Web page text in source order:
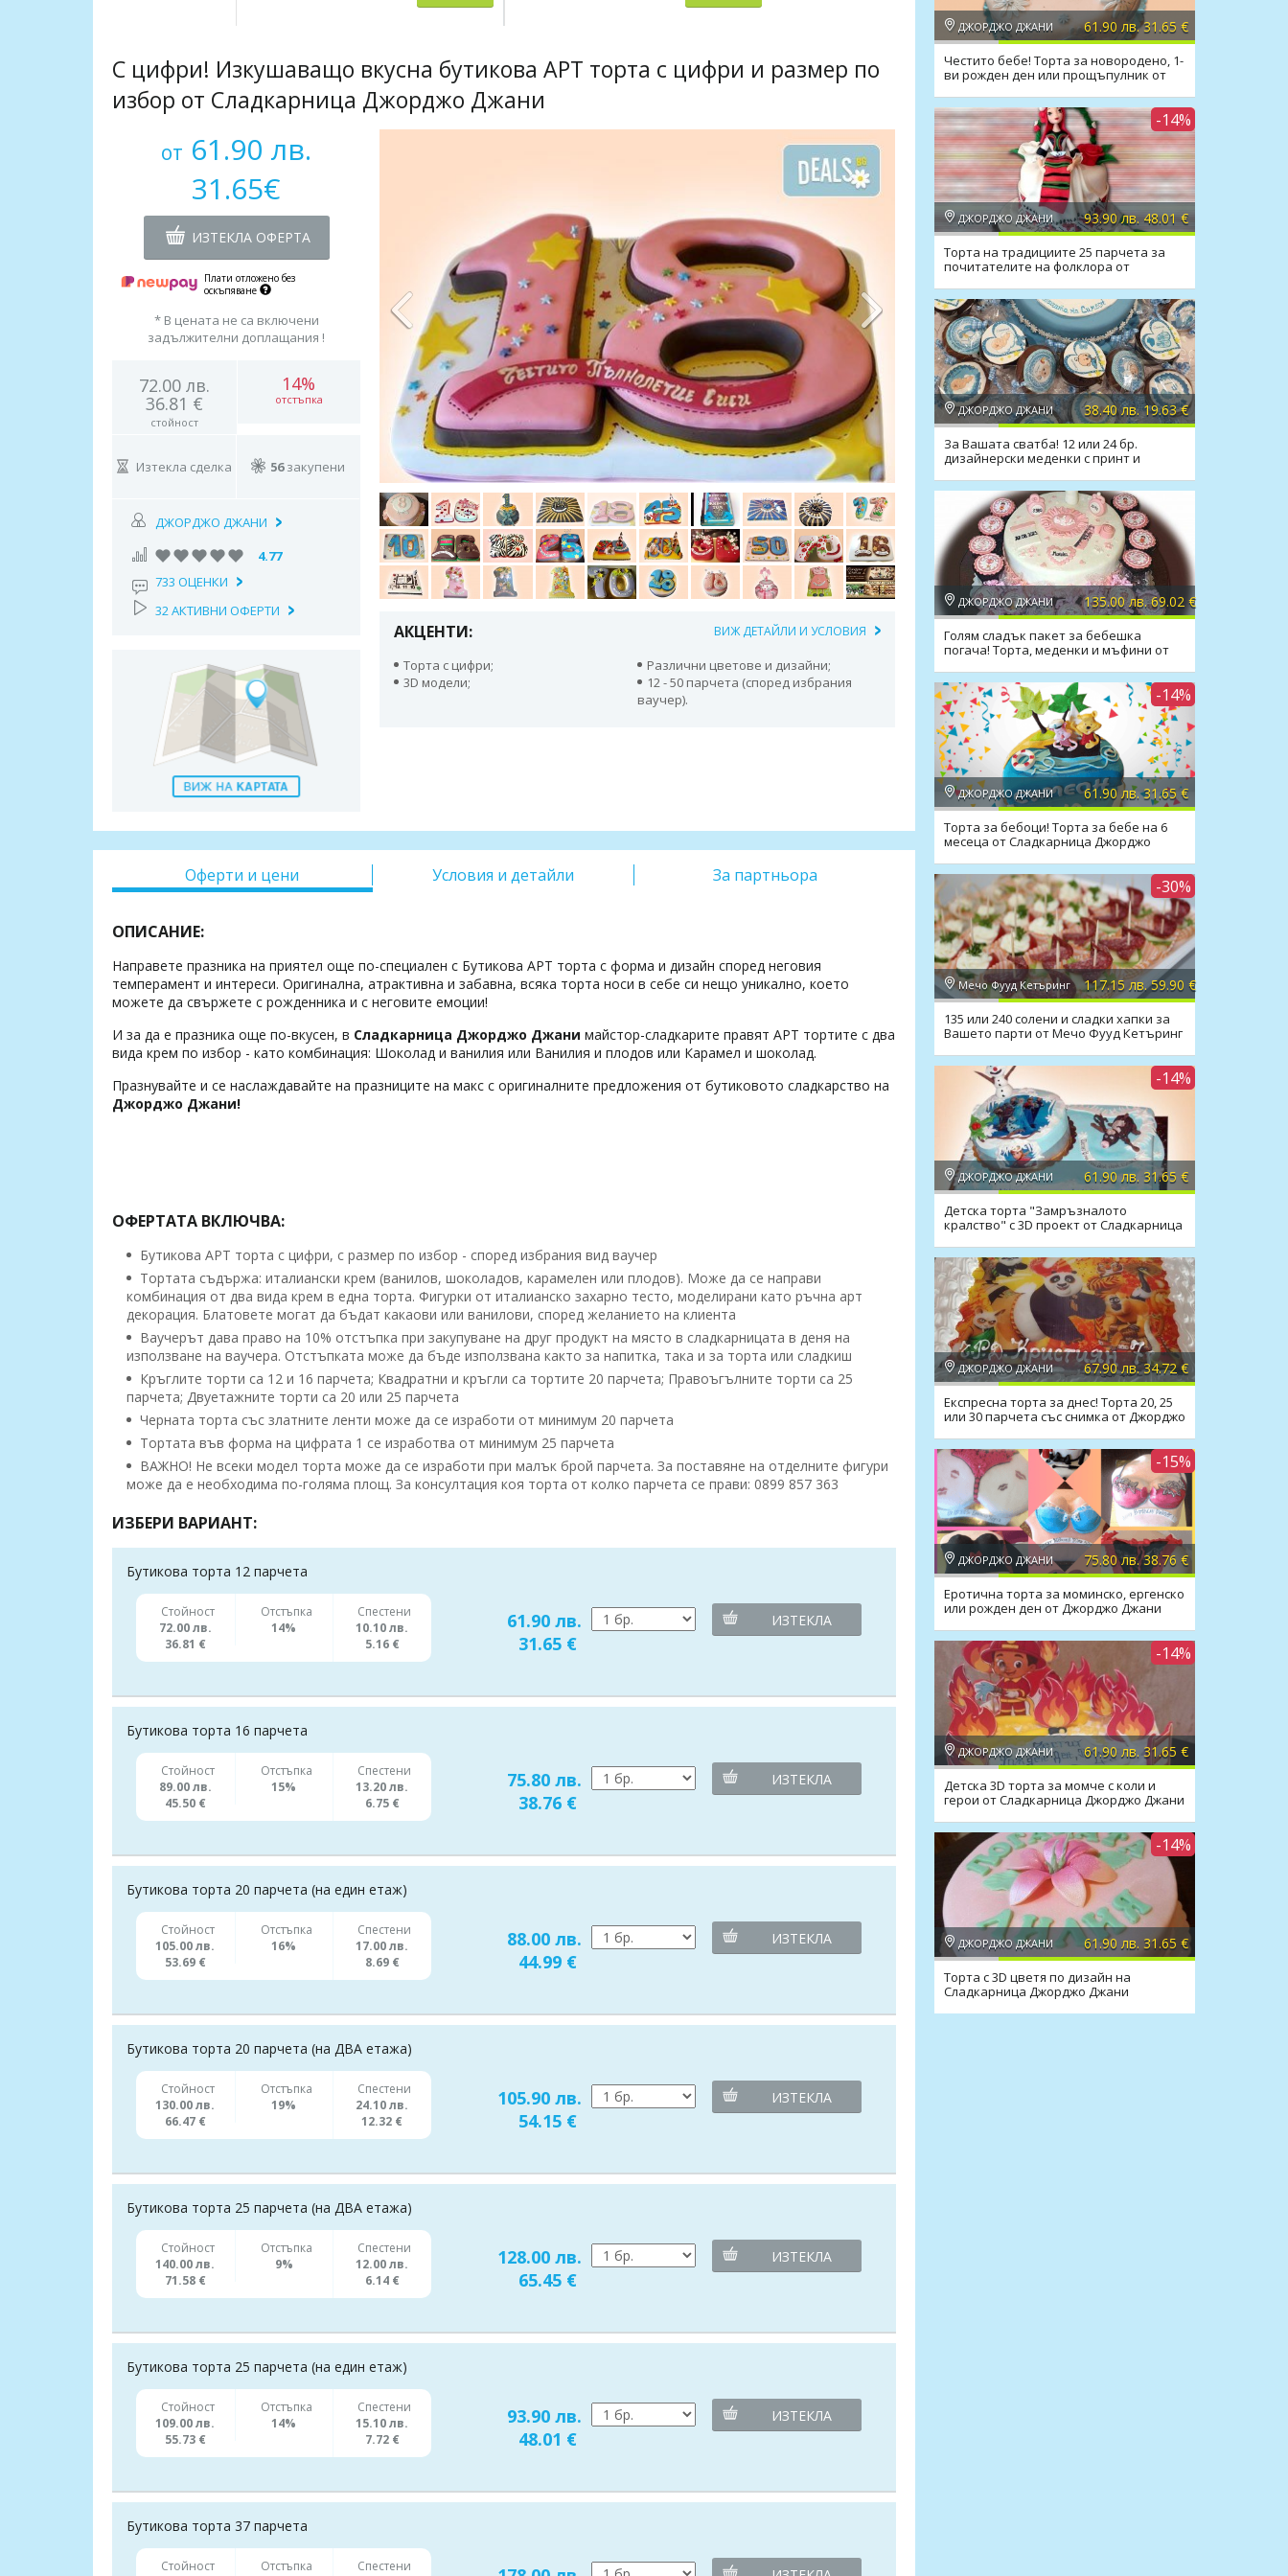
С цифри! Изкушаващо вкусна бутикова АРТ торта с цифри и размер по
избор от Сладкарница Джорджо Джани
АКЦЕНТИ: ВИЖ ДЕТАЙЛИ И УСЛОВИЯ
Торта с цифри;
Различни цветове и дизайни;
3D модели;
12 - 50 парчета (според избрания
ваучер).
от 61.90 лв.
31.65€
ИЗТЕКЛА ОФЕРТА
Плати отложено без
оскъпяване
* В цената не са включени
задължителни доплащания !
72.00 лв.
36.81 €
стойност
14%
отстъпка
Изтекла сделка 56закупени
ДЖОРДЖО ДЖАНИ
4.77
733 ОЦЕНКИ
32 АКТИВНИ ОФЕРТИ
Оферти и цени Условия и детайли За партньора
ОПИСАНИЕ:
Направете празника на приятел още по-специален с Бутикова АРТ торта с форма и дизайн според неговия
темперамент и интереси. Оригинална, атрактивна и забавна, всяка торта носи в себе си нещо уникално, което
можете да свържете с рожденника и с неговите емоции!
И за да е празника още по-вкусен, в Сладкарница Джорджо Джани майстор-сладкарите правят АРТ тортите с два
вида крем по избор - като комбинация: Шоколад и ванилия или Ванилия и плодов или Карамел и шоколад.
Празнувайте и се наслаждавайте на празниците на макс с оригиналните предложения от бутиковото сладкарство на
Джорджо Джани!
ОФЕРТАТА ВКЛЮЧВА:
Бутикова АРТ торта с цифри, с размер по избор - според избрания вид ваучер
Тортата съдържа: италиански крем (ванилов, шоколадов, карамелен или плодов). Може да се направи
комбинация от два вида крем в една торта. Фигурки от италианско захарно тесто, моделирани като ръчна арт
декорация. Блатовете могат да бъдат какаови или ванилови, според желанието на клиента
Ваучерът дава право на 10% отстъпка при закупуване на друг продукт на място в сладкарницата в деня на
използване на ваучера. Отстъпката може да бъде използвана както за напитка, така и за торта или сладкиш
Кръглите торти са 12 и 16 парчета; Квадратни и кръгли са тортите 20 парчета; Правоъгълните торти са 25
парчета; Двуетажните торти са 20 или 25 парчета
Черната торта със златните ленти може да се изработи от минимум 20 парчета
Тортата във форма на цифрата 1 се изработва от минимум 25 парчета
ВАЖНО! Не всеки модел торта може да се изработи при малък брой парчета. За поставяне на отделните фигури
може да е необходима по-голяма площ. За консултация коя торта от колко парчета се прави: 0899 857 363
ИЗБЕРИ ВАРИАНТ:
Бутикова торта 12 парчета
Стойност
72.00 лв.
36.81 €
Отстъпка
14%
Спестени
10.10 лв.
5.16 €
61.90 лв.
31.65 €
ИЗТЕКЛА
Бутикова торта 16 парчета
Стойност
89.00 лв.
45.50 €
Отстъпка
15%
Спестени
13.20 лв.
6.75 €
75.80 лв.
38.76 €
ИЗТЕКЛА
Бутикова торта 20 парчета (на един етаж)
Стойност
105.00 лв.
53.69 €
Отстъпка
16%
Спестени
17.00 лв.
8.69 €
88.00 лв.
44.99 €
ИЗТЕКЛА
Бутикова торта 20 парчета (на ДВА етажа)
Стойност
130.00 лв.
66.47 €
Отстъпка
19%
Спестени
24.10 лв.
12.32 €
105.90 лв.
54.15 €
ИЗТЕКЛА
Бутикова торта 25 парчета (на ДВА етажа)
Стойност
140.00 лв.
71.58 €
Отстъпка
9%
Спестени
12.00 лв.
6.14 €
128.00 лв.
65.45 €
ИЗТЕКЛА
Бутикова торта 25 парчета (на един етаж)
Стойност
109.00 лв.
55.73 €
Отстъпка
14%
Спестени
15.10 лв.
7.72 €
93.90 лв.
48.01 €
ИЗТЕКЛА
Бутикова торта 37 парчета
Стойност
Отстъпка
Спестени
ДЖОРДЖО ДЖАНИ 61.90 лв. 31.65 €
Честито бебе! Торта за новородено, 1-
ви рожден ден или прощъпулник от
-14%
ДЖОРДЖО ДЖАНИ 93.90 лв. 48.01 €
Торта на традициите 25 парчета за
почитателите на фолклора от
ДЖОРДЖО ДЖАНИ 38.40 лв. 19.63 €
За Вашата сватба! 12 или 24 бр.
дизайнерски меденки с принт и
ДЖОРДЖО ДЖАНИ 135.00 лв. 69.02 €
Голям сладък пакет за бебешка
погача! Торта, меденки и мъфини от
-14%
ДЖОРДЖО ДЖАНИ 61.90 лв. 31.65 €
Торта за бебоци! Торта за бебе на 6
месеца от Сладкарница Джорджо
-30%
Мечо Фууд Кетъринг 117.15 лв. 59.90 €
135 или 240 солени и сладки хапки за
Вашето парти от Мечо Фууд Кетъринг
-14%
ДЖОРДЖО ДЖАНИ 61.90 лв. 31.65 €
Детска торта "Замръзналото
кралство" с 3D проект от Сладкарница
ДЖОРДЖО ДЖАНИ 67.90 лв. 34.72 €
Експресна торта за днес! Торта 20, 25
или 30 парчета със снимка от Джорджо
-15%
ДЖОРДЖО ДЖАНИ 75.80 лв. 38.76 €
Еротична торта за моминско, ергенско
или рожден ден от Джорджо Джани
-14%
ДЖОРДЖО ДЖАНИ 61.90 лв. 31.65 €
Детска 3D торта за момче с коли и
герои от Сладкарница Джорджо Джани
-14%
ДЖОРДЖО ДЖАНИ 61.90 лв. 31.65 €
Торта с 3D цветя по дизайн на
Сладкарница Джорджо Джани